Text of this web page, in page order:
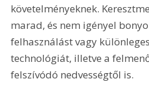
követelményeknek.
marad, és nem igényel
felhasználást vagy
technológiát, illetve a
felszívódó nedvességtől is.